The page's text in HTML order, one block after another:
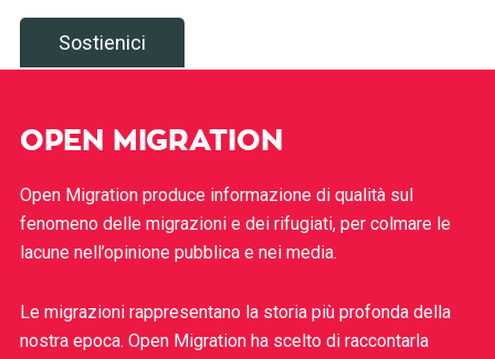
Sostienici
OPEN MIGRATION
Open Migration produce informazione di qualità sul
fenomeno delle migrazioni e dei rifugiati, per colmare le
lacune nell’opinione pubblica e nei media.
Le migrazioni rappresentano la storia più profonda della
nostra epoca. Open Migration ha scelto di raccontarla